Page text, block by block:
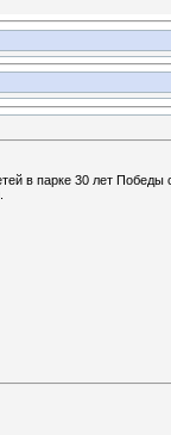
в парке 30 лет Победы